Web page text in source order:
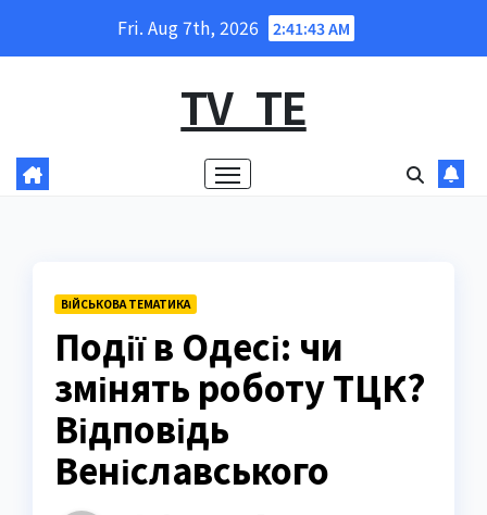
Fri. Aug 7th, 2026 2:41:44 AM
TV_TE
ВІЙСЬКОВА ТЕМАТИКА
Події в Одесі: чи
змінять роботу ТЦК?
Відповідь
Веніславського